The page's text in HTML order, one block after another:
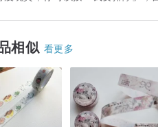
相似 看更多